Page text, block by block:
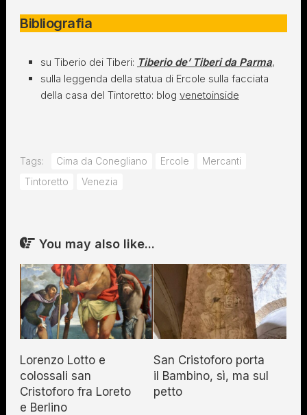
Bibliografia
su Tiberio dei Tiberi: Tiberio de’ Tiberi da Parma,
sulla leggenda della statua di Ercole sulla facciata
della casa del Tintoretto: blog venetoinside
Tags: Cima da Conegliano Ercole
Mercanti
Tintoretto
Venezia
You may also like...
Lorenzo Lotto e
colossali san
Cristoforo fra Loreto
e Berlino
San Cristoforo porta
il Bambino, sì, ma sul
petto